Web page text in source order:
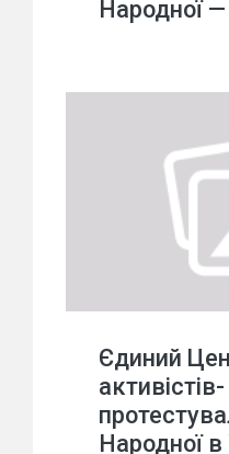
Народної
Єдиний
активістів-
Народної